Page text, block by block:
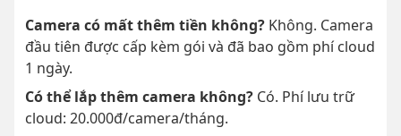
Camera có mất thêm tiền không? Không. Camera
đầu tiên được cấp kèm gói và đã bao gồm phí cloud
1 ngày.
Có thể lắp thêm camera không? Có. Phí lưu trữ
cloud: 20.000đ/camera/tháng.